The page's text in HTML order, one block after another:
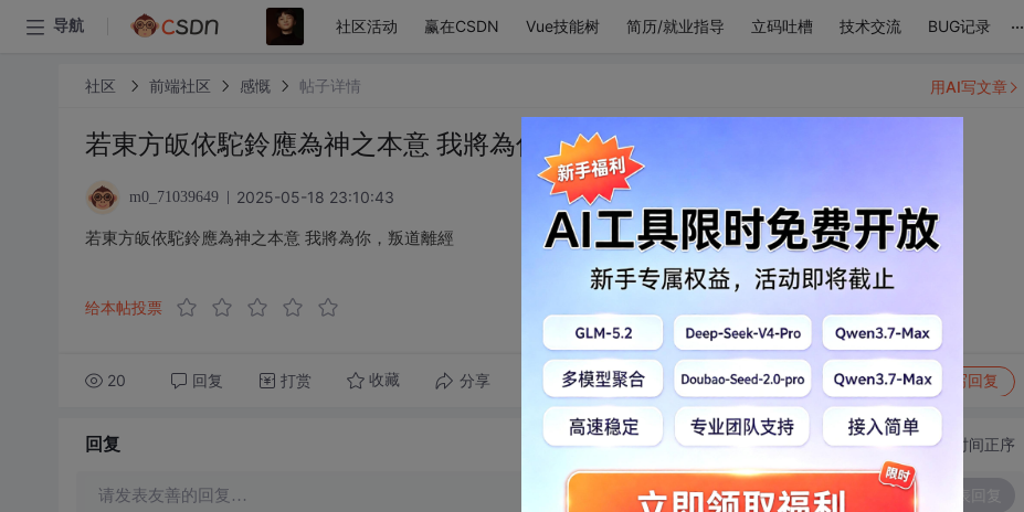
导航 社区活动 赢在CSDN Vue技能树 简历/就业指导 立码吐槽 技术交流 BUG记录 ...
社区 前端社区 感慨 帖子详情
若東方皈依駝鈴應為神之本意 我將為你，叛道離經
m0_71039649 2025-05-18 23:10:43
若東方皈依駝鈴應為神之本意 我將為你，叛道離經
给本帖投票
20 回复 打赏 收藏 分享 转发到动态 举报 写回复
用AI写文章
回复 切换为时间正序
请发表友善的回复…